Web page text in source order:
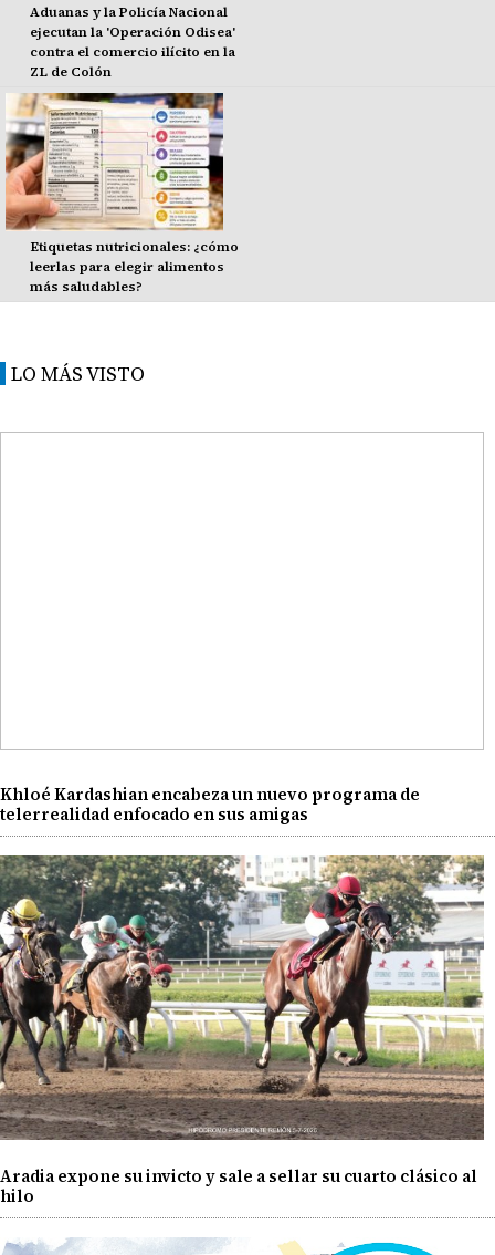
Aduanas y la Policía Nacional
ejecutan la 'Operación Odisea'
contra el comercio ilícito en la
ZL de Colón
Etiquetas nutricionales: ¿cómo
leerlas para elegir alimentos
más saludables?
LO MÁS VISTO
Khloé Kardashian encabeza un nuevo programa de
telerrealidad enfocado en sus amigas
Aradia expone su invicto y sale a sellar su cuarto clásico al
hilo